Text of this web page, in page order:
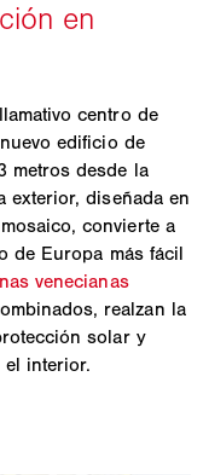
centro de
edificio de
metros desde la
exterior, diseñada en
convierte a
de Europa más fácil
venecianas
realzan la
solar y
el interior.